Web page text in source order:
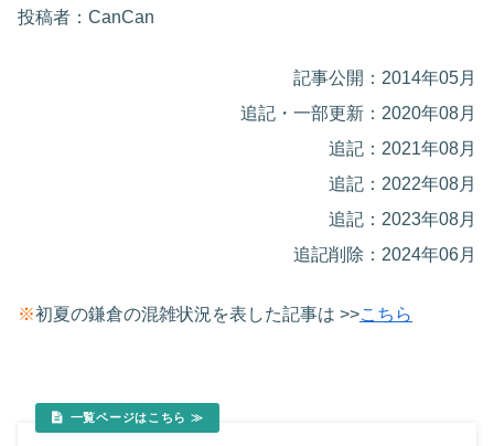
投稿者：CanCan
記事公開：2014年05月
追記・一部更新：2020年08月
追記：2021年08月
追記：2022年08月
追記：2023年08月
追記削除：2024年06月
※初夏の鎌倉の混雑状況を表した記事は >>こちら